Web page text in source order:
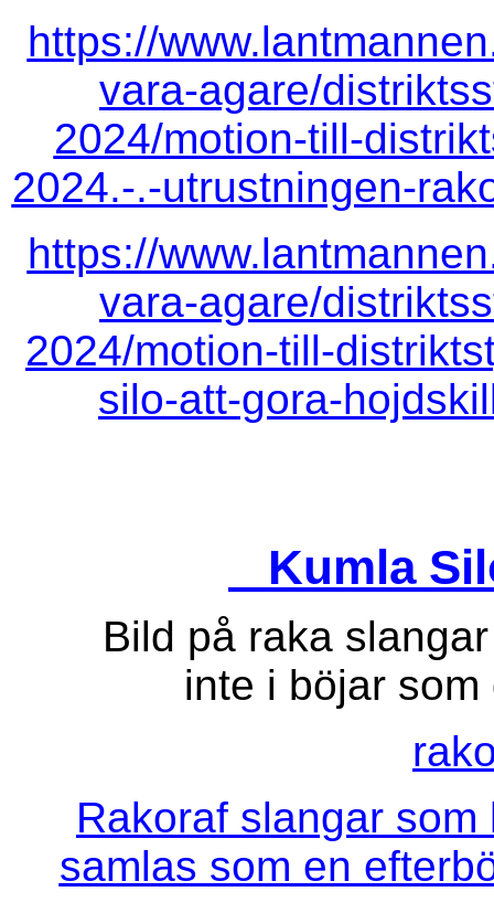
https://
vara-agare/
2024/motion-till-
2024.-.-utrustningen-
https://
vara-agare/
2024/motion-till-
silo-att-gora-
Kumla
Bild på raka
inte i böjar
Rakoraf slangar
samlas som en